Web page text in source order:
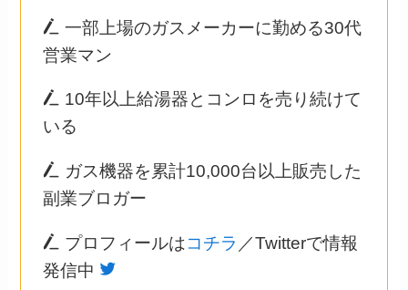
一部上場のガスメーカーに勤める30代
営業マン
10年以上給湯器とコンロを売り続けて
いる
ガス機器を累計10,000台以上販売した
副業ブロガー
プロフィールはコチラ ／Twitterで情報
発信中